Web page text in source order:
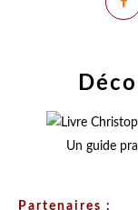
Un guide
Partenaires :